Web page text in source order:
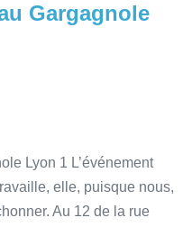
Gargagnole
Lyon 1 L’événement
elle, puisque nous,
Au 12 de la rue